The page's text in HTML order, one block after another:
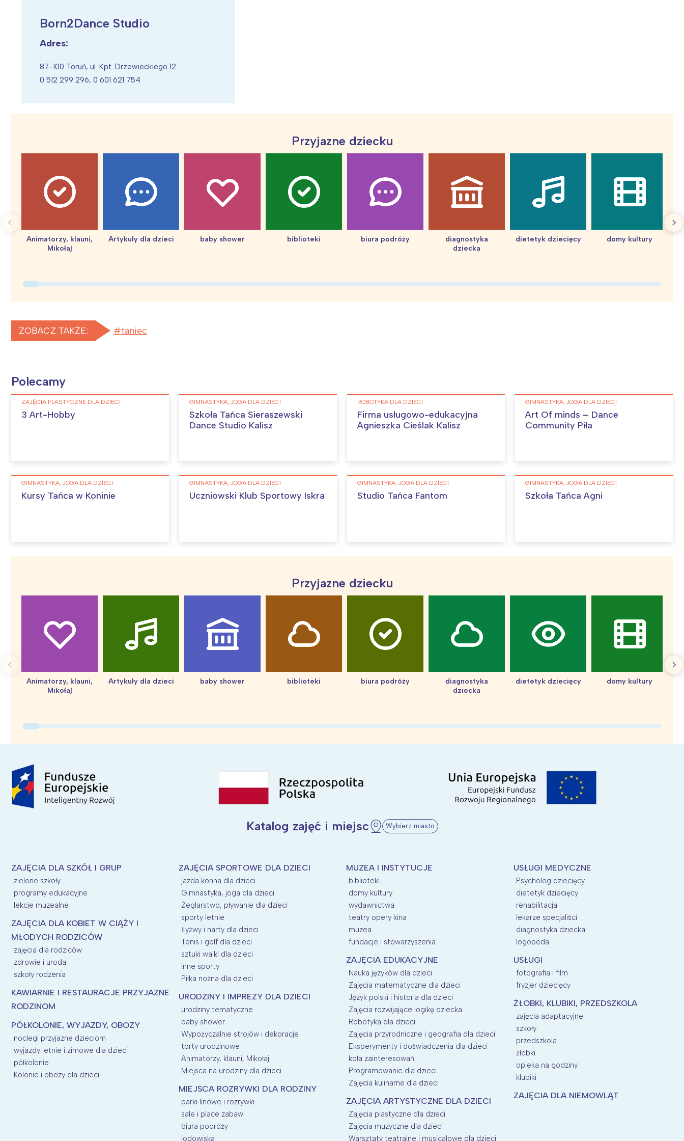
Born2Dance Studio
Adres:
87-100 Toruń, ul. Kpt. Drzewieckiego 12
0 512 299 296, 0 601 621 754
Przyjazne dziecku
Animatorzy, klauni,
Mikołaj
Artykuły dla dzieci baby shower biblioteki biura podróży
diagnostyka
dziecka
dietetyk dziecięcy
domy kultury
ZOBACZ TAKŻE: taniec
Polecamy
ZAJĘCIA PLASTYCZNE DLA DZIECI
3 Art-Hobby
GIMNASTYKA, JOGA DLA DZIECI
Szkoła Tańca Sieraszewski
Dance Studio Kalisz
ROBOTYKA DLA DZIECI
Firma usługowo-edukacyjna
Agnieszka Cieślak Kalisz
GIMNASTYKA, JOGA DLA DZIECI
Art Of minds – Dance
Community Piła
GIMNASTYKA, JOGA DLA DZIECI
Kursy Tańca w Koninie
GIMNASTYKA, JOGA DLA DZIECI
Uczniowski Klub Sportowy Iskra
GIMNASTYKA, JOGA DLA DZIECI
Studio Tańca Fantom
GIMNASTYKA, JOGA DLA DZIECI
Szkoła Tańca Agni
Przyjazne dziecku
Animatorzy, klauni,
Mikołaj
Artykuły dla dzieci baby shower biblioteki biura podróży
diagnostyka
dziecka
dietetyk dziecięcy
domy kultury
Katalog zajęć i miejsc Wybierz miasto
ZAJĘCIA DLA SZKÓŁ I GRUP
zielone szkoły
programy edukacyjne
lekcje muzealne
ZAJĘCIA DLA KOBIET W CIĄŻY I
MŁODYCH RODZICÓW
zajęcia dla rodziców
zdrowie i uroda
szkoły rodzenia
KAWIARNIE I RESTAURACJE PRZYJAZNE
RODZINOM
PÓŁKOLONIE, WYJAZDY, OBOZY
noclegi przyjazne dzieciom
wyjazdy letnie i zimowe dla dzieci
półkolonie
Kolonie i obozy dla dzieci
ZAJĘCIA SPORTOWE DLA DZIECI
jazda konna dla dzieci
Gimnastyka, joga dla dzieci
Żeglarstwo, pływanie dla dzieci
sporty letnie
Łyżwy i narty dla dzieci
Tenis i golf dla dzieci
sztuki walki dla dzieci
inne sporty
Piłka nożna dla dzieci
URODZINY I IMPREZY DLA DZIECI
urodziny tematyczne
baby shower
Wypożyczalnie strojów i dekoracje
torty urodzinowe
Animatorzy, klauni, Mikołaj
Miejsca na urodziny dla dzieci
MIEJSCA ROZRYWKI DLA RODZINY
parki linowe i rozrywki
sale i place zabaw
biura podróży
lodowiska
MUZEA I INSTYTUCJE
biblioteki
domy kultury
wydawnictwa
teatry opery kina
muzea
fundacje i stowarzyszenia
ZAJĘCIA EDUKACYJNE
Nauka języków dla dzieci
Zajęcia matematyczne dla dzieci
Język polski i historia dla dzieci
Zajęcia rozwijające logikę dziecka
Robotyka dla dzieci
Zajęcia przyrodniczne i geografia dla dzieci
Eksperymenty i doświadczenia dla dzieci
koła zainteresowań
Programowanie dla dzieci
Zajęcia kulinarne dla dzieci
ZAJĘCIA ARTYSTYCZNE DLA DZIECI
Zajęcia plastyczne dla dzieci
Zajęcia muzyczne dla dzieci
Warsztaty teatralne i musicalowe dla dzieci
USŁUGI MEDYCZNE
Psycholog dziecięcy
dietetyk dziecięcy
rehabilitacja
lekarze specjaliści
diagnostyka dziecka
logopeda
USŁUGI
fotografia i film
fryzjer dziecięcy
ŻŁOBKI, KLUBIKI, PRZEDSZKOLA
zajęcia adaptacyjne
szkoły
przedszkola
żłobki
opieka na godziny
klubiki
ZAJĘCIA DLA NIEMOWLĄT
Warszawa
Wrocław
Śląsk
Wszystkie
Wybieram